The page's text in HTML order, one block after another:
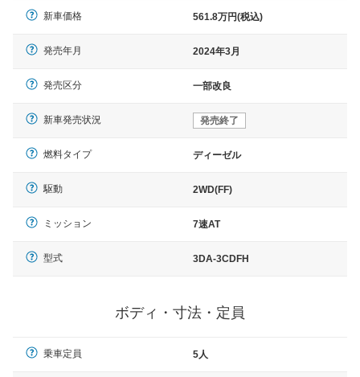
新車価格 561.8万円(税込)
発売年月 2024年3月
発売区分 一部改良
新車発売状況 発売終了
燃料タイプ ディーゼル
駆動 2WD(FF)
ミッション 7速AT
型式 3DA-3CDFH
ボディ・寸法・定員
乗車定員 5人